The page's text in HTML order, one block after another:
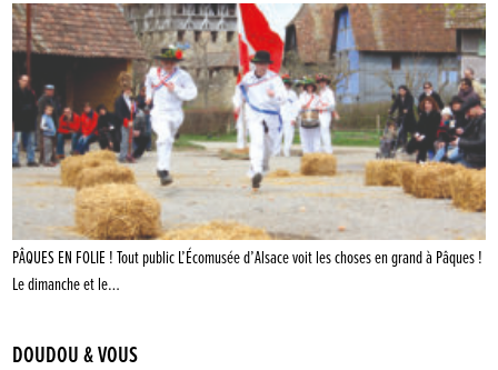
PÂQUES EN FOLIE ! Tout public L’Écomusée d’Alsace voit les choses en grand à Pâques !
Le dimanche et le…
DOUDOU & VOUS